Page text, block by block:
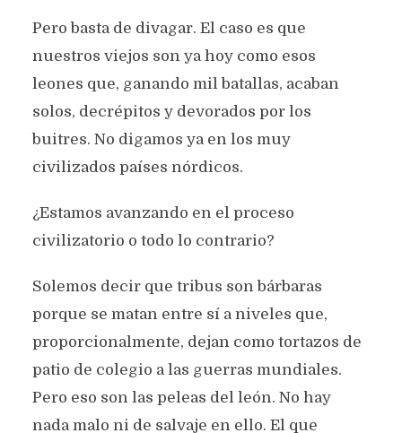
Pero basta de divagar. El caso es que
nuestros viejos son ya hoy como esos
leones que, ganando mil batallas, acaban
solos, decrépitos y devorados por los
buitres. No digamos ya en los muy
civilizados países nórdicos.
¿Estamos avanzando en el proceso
civilizatorio o todo lo contrario?
Solemos decir que tribus son bárbaras
porque se matan entre sí a niveles que,
proporcionalmente, dejan como tortazos de
patio de colegio a las guerras mundiales.
Pero eso son las peleas del león. No hay
nada malo ni de salvaje en ello. El que